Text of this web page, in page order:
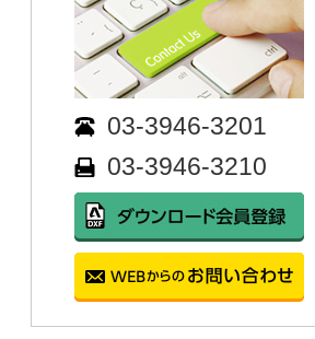
03-3946-3201
03-3946-3210